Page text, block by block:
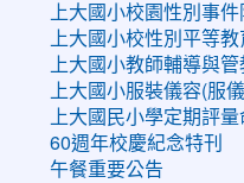
上大國小校園性別事
上大國小校性別平等
上大國小教師輔導與
上大國小服裝儀容(服
上大國民小學定期評
60週年校慶紀念特刊
午餐重要公告